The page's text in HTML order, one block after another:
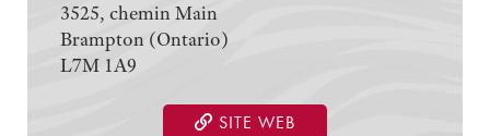
3525, chemin Main
Brampton (Ontario)
L7M 1A9
SITE WEB